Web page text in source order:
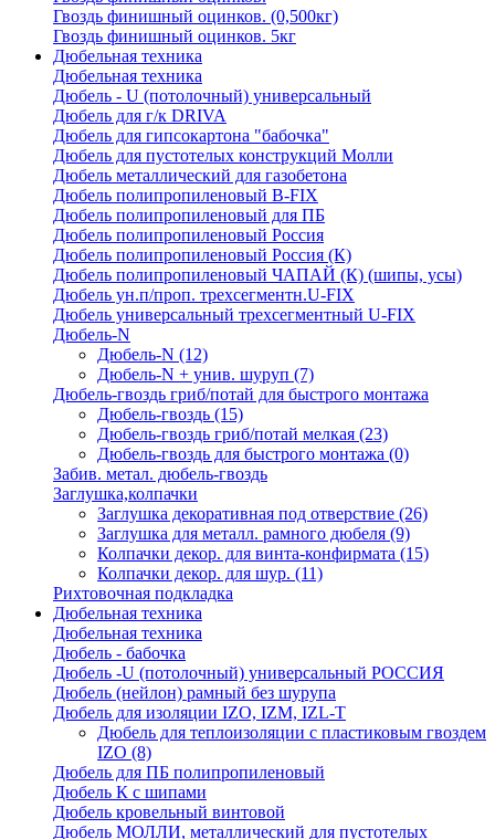
Гвоздь финишный оцинков. (0,500кг)
Гвоздь финишный оцинков. 5кг
Дюбельная техника
Дюбельная техника
Дюбель - U (потолочный) универсальный
Дюбель для г/к DRIVA
Дюбель для гипсокартона "бабочка"
Дюбель для пустотелых конструкций Молли
Дюбель металлический для газобетона
Дюбель полипропиленовый В-FIX
Дюбель полипропиленовый для ПБ
Дюбель полипропиленовый Россия
Дюбель полипропиленовый Россия (К)
Дюбель полипропиленовый ЧАПАЙ (К) (шипы, усы)
Дюбель ун.п/проп. трехсегментн.U-FIX
Дюбель универсальный трехсегментный U-FIX
Дюбель-N
Дюбель-N (12)
Дюбель-N + унив. шуруп (7)
Дюбель-гвоздь гриб/потай для быстрого монтажа
Дюбель-гвоздь (15)
Дюбель-гвоздь гриб/потай мелкая (23)
Дюбель-гвоздь для быстрого монтажа (0)
Забив. метал. дюбель-гвоздь
Заглушка,колпачки
Заглушка декоративная под отверствие (26)
Заглушка для металл. рамного дюбеля (9)
Колпачки декор. для винта-конфирмата (15)
Колпачки декор. для шур. (11)
Рихтовочная подкладка
Дюбельная техника
Дюбельная техника
Дюбель - бабочка
Дюбель -U (потолочный) универсальный РОССИЯ
Дюбель (нейлон) рамный без шурупа
Дюбель для изоляции IZO, IZM, IZL-T
Дюбель для теплоизоляции с пластиковым гвоздем
IZO (8)
Дюбель для ПБ полипропиленовый
Дюбель К с шипами
Дюбель кровельный винтовой
Дюбель МОЛЛИ, металлический для пустотелых